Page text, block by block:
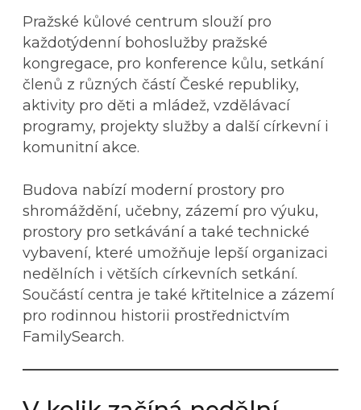
Pražské kůlové centrum slouží pro
každotýdenní bohoslužby pražské
kongregace, pro konference kůlu, setkání
členů z různých částí České republiky,
aktivity pro děti a mládež, vzdělávací
programy, projekty služby a další církevní i
komunitní akce.
Budova nabízí moderní prostory pro
shromáždění, učebny, zázemí pro výuku,
prostory pro setkávání a také technické
vybavení, které umožňuje lepší organizaci
nedělních i větších církevních setkání.
Součástí centra je také křtitelnice a zázemí
pro rodinnou historii prostřednictvím
FamilySearch.